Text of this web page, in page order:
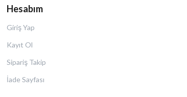
Hesabım
Giriş Yap
Kayıt Ol
Sipariş Takip
İade Sayfası